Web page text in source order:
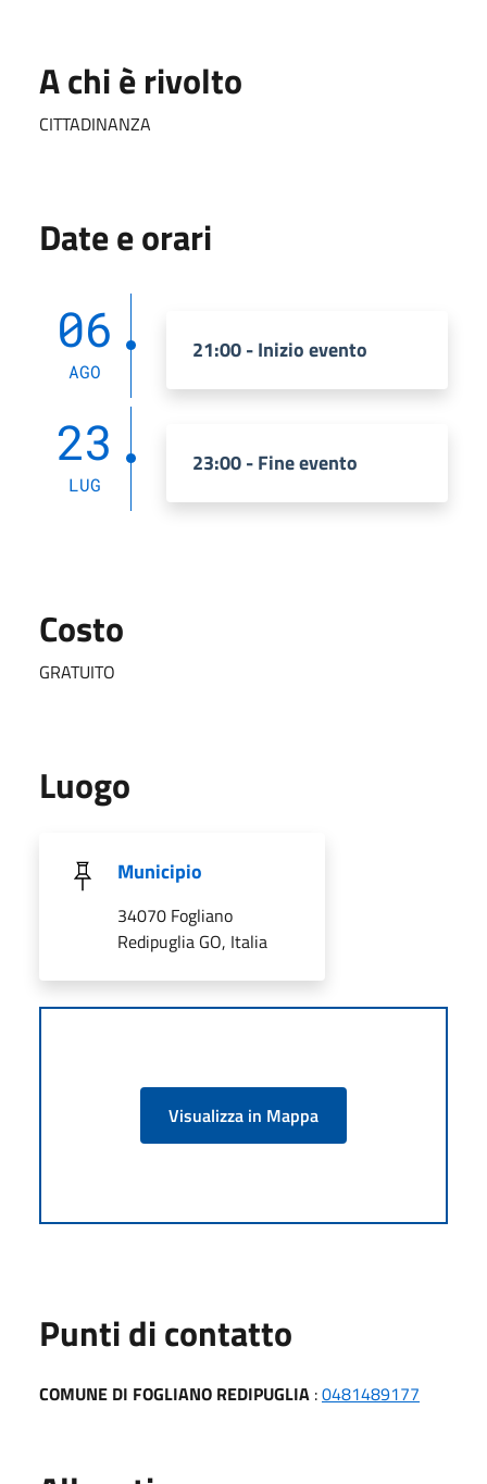
A chi è rivolto
CITTADINANZA
Date e orari
06
AGO
21:00 - Inizio evento
23
LUG
23:00 - Fine evento
Costo
GRATUITO
Luogo
Municipio
34070 Fogliano
Redipuglia GO, Italia
Visualizza in Mappa
Punti di contatto
COMUNE DI FOGLIANO REDIPUGLIA :0481489177